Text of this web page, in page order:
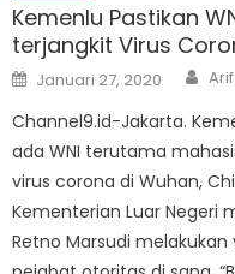
Kemenlu Pastikan
terjangkit Virus
Posted
on
Januari 27, 2020 Arif
Channel9.id-Jakarta.
ada WNI terutama
virus corona di Wuhan,
Kementerian Luar Negeri
Retno Marsudi